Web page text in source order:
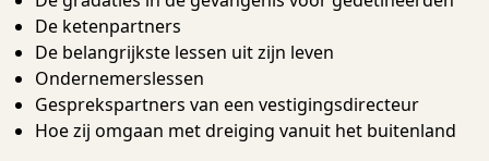
De ketenpartners
De belangrijkste lessen uit zijn leven
Ondernemerslessen
Gesprekspartners van een vestigingsdirecteur
Hoe zij omgaan met dreiging vanuit het buitenland